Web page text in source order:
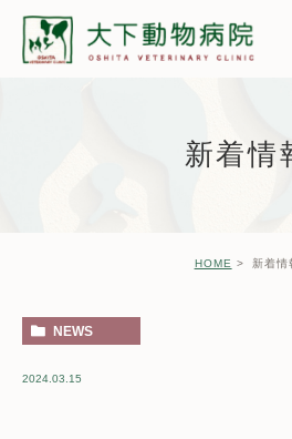
新着情
HOME 新着情
NEWS
2024.03.15